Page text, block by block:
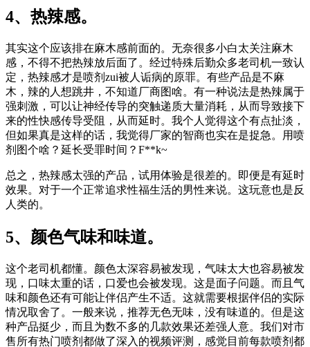
4、热辣感。
其实这个应该排在麻木感前面的。无奈很多小白太关注麻木
感，不得不把热辣放后面了。经过特殊后勤众多老司机一致认
定，热辣感才是喷剂zui被人诟病的原罪。有些产品是不麻
木，辣的人想跳井，不知道厂商图啥。有一种说法是热辣属于
强刺激，可以让神经传导的突触递质大量消耗，从而导致接下
来的性快感传导受阻，从而延时。我个人觉得这个有点扯淡，
但如果真是这样的话，我觉得厂家的智商也实在是捉急。用喷
剂图个啥？延长受罪时间？F**k~
总之，热辣感太强的产品，试用体验是很差的。即便是有延时
效果。对于一个正常追求性福生活的男性来说。这玩意也是反
人类的。
5、颜色气味和味道。
这个老司机都懂。颜色太深容易被发现，气味太大也容易被发
现，口味太重的话，口爱也会被发现。这是面子问题。而且气
味和颜色还有可能让伴侣产生不适。这就需要根据伴侣的实际
情况取舍了。一般来说，推荐无色无味，没有味道的。但是这
种产品挺少，而且为数不多的几款效果还差强人意。我们对市
售所有热门喷剂都做了深入的视频评测，感觉目前每款喷剂都